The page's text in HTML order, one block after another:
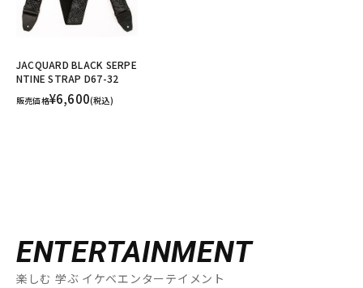
JACQUARD BLACK SERPE
NTINE STRAP D67-32
販売価格¥6,600(税込)
ENTERTAINMENT
楽しむ 学ぶ イケベエンターテイメント